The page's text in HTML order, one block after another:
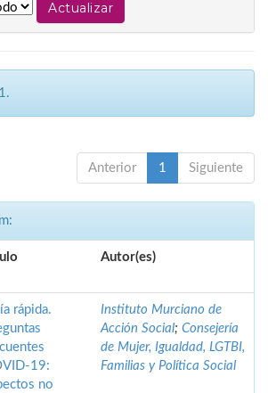
Anterior 1 Siguiente
Autor(es)
rápida.
19:
no
Instituto Murciano de
Acción Social; Consejería
de Mujer, Igualdad, LGTBI,
Familias y Política Social